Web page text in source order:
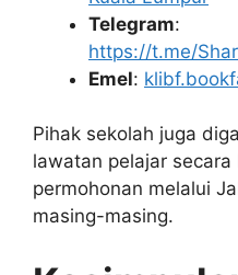
Telegram:
https://t.me/
Emel:
Pihak sekolah juga
lawatan pelajar
permohonan melalui
masing-masing.